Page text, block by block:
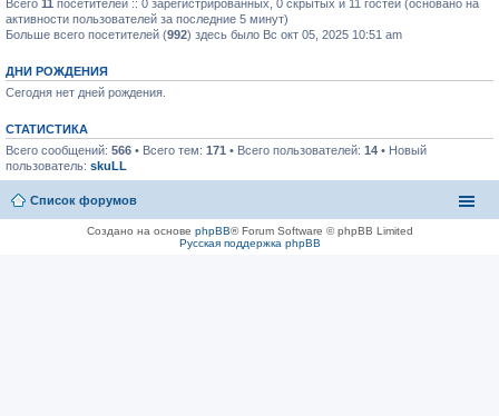
Всего 11 посетителей :: 0 зарегистрированных, 0 скрытых и 11 гостей (основано на
активности пользователей за последние 5 минут)
Больше всего посетителей (992) здесь было Вс окт 05, 2025 10:51 am
ДНИ РОЖДЕНИЯ
Сегодня нет дней рождения.
СТАТИСТИКА
Всего сообщений: 566 • Всего тем: 171 • Всего пользователей: 14 • Новый
пользователь: skuLL
Список форумов
Создано на основе phpBB® Forum Software © phpBB Limited
Русская поддержка phpBB